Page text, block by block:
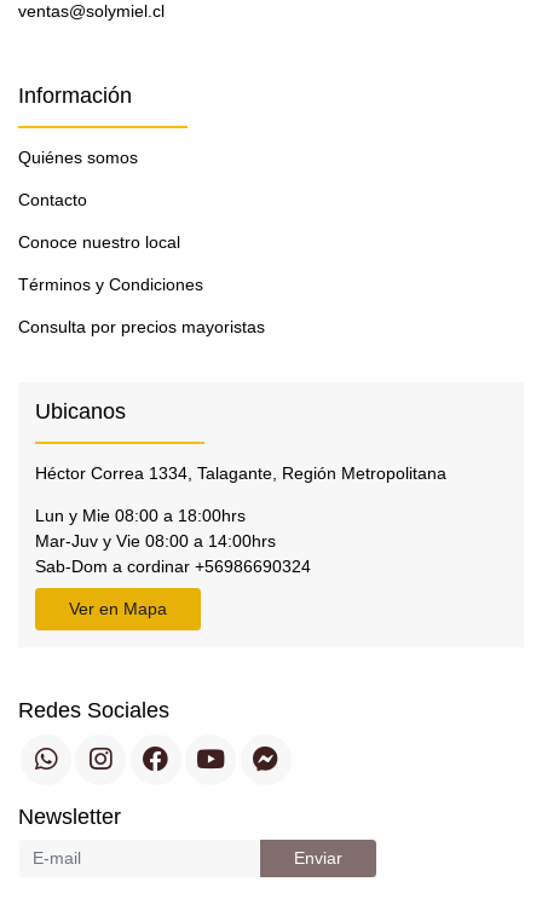
ventas@solymiel.cl
Información
Quiénes somos
Contacto
Conoce nuestro local
Términos y Condiciones
Consulta por precios mayoristas
Ubicanos
Héctor Correa 1334, Talagante, Región Metropolitana
Lun y Mie 08:00 a 18:00hrs
Mar-Juv y Vie 08:00 a 14:00hrs
Sab-Dom a cordinar +56986690324
Ver en Mapa
Redes Sociales
Newsletter
Enviar